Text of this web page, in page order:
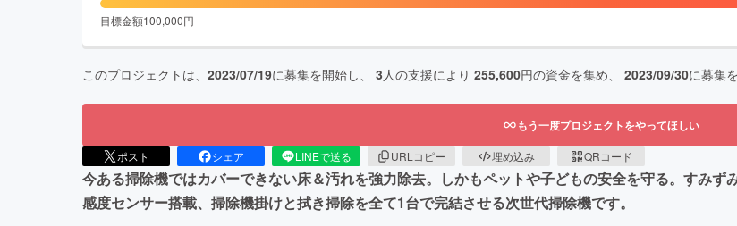
目標金額100,000円
このプロジェクトは、 2023/07/19に募集を開始し、 3人の支援により 255,600円の資金を集め、 2023/09/30に募集
もう一度プロジェクトをやってほしい
ポスト シェア LINEで送る URLコピー 埋め込み QRコード
今ある掃除機ではカバーできない床＆汚れを強力除去。しかもペットや子どもの安全を守る。すみ
感度センサー搭載、掃除機掛けと拭き掃除を全て1台で完結させる次世代掃除機です。